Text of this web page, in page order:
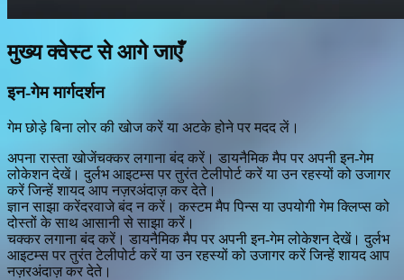
मुख्य क्वेस्ट से आगे जाएँ
इन-गेम मार्गदर्शन
गेम छोड़े बिना लोर की खोज करें या अटके होने पर मदद लें।
अपना रास्ता खोजेंचक्कर लगाना बंद करें। डायनैमिक मैप पर अपनी इन-गेम
लोकेशन देखें। दुर्लभ आइटम्स पर तुरंत टेलीपोर्ट करें या उन रहस्यों को उजागर
करें जिन्हें शायद आप नज़रअंदाज़ कर देते।
ज्ञान साझा करेंदरवाजे बंद न करें। कस्टम मैप पिन्स या उपयोगी गेम क्लिप्स को
दोस्तों के साथ आसानी से साझा करें।
चक्कर लगाना बंद करें। डायनैमिक मैप पर अपनी इन-गेम लोकेशन देखें। दुर्लभ
आइटम्स पर तुरंत टेलीपोर्ट करें या उन रहस्यों को उजागर करें जिन्हें शायद आप
नज़रअंदाज़ कर देते।